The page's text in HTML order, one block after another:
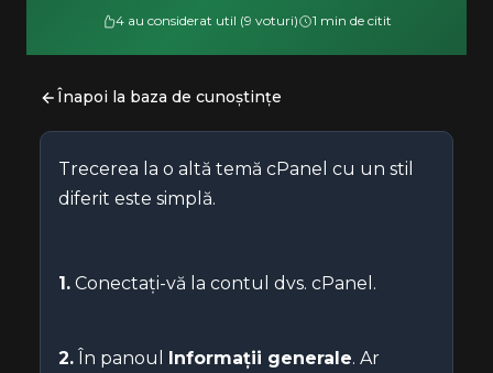
4 au considerat util (9 voturi) 1 min de citit
Înapoi la baza de cunoștințe
Trecerea la o altă temă cPanel cu un stil
diferit este simplă.
1. Conectați-vă la contul dvs. cPanel.
2. În panoul Informații generale. Ar